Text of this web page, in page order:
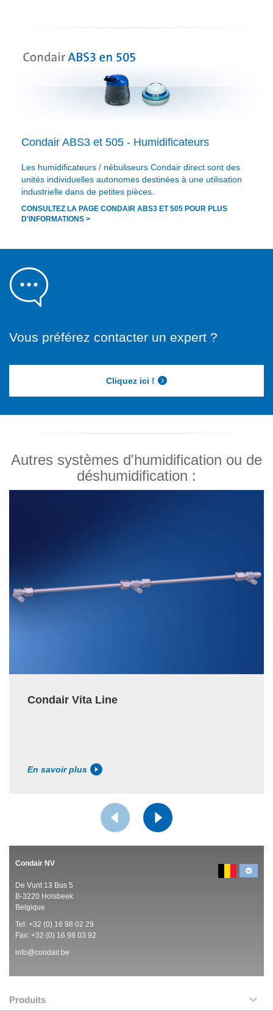
Condair ABS3 et 505 - Humidificateurs
Les humidificateurs / nébuliseurs Condair direct sont des
unités individuelles autonomes destinées à une utilisation
industrielle dans de petites pièces.
CONSULTEZ LA PAGE CONDAIR ABS3 ET 505 POUR PLUS
D'INFORMATIONS >
Vous préférez contacter un expert ?
Cliquez ici !
Autres systèmes d'humidification ou de
déshumidification :
Condair Vita Line
En savoir plus
Condair NV
De Vunt 13 Bus 5
B-3220 Holsbeek
Belgique
Tel: +32 (0) 16 98 02 29
Fax: +32 (0) 16 98 03 92
info@condair.be
Produits